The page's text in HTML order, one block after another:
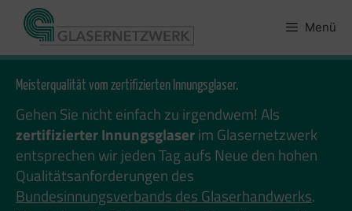
Zum
Inhalt
springen
Menü
Meisterqualität vom zertifizierten Innungsglaser.
Gehen Sie nicht einfach zu irgendwem! Als
zertifizierter Innungsglaserim Glasernetzwerk
entsprechen wir jeden Tag aufs Neue den hohen
Qualitätsanforderungen des
Bundesinnungsverbands des Glaserhandwerks.